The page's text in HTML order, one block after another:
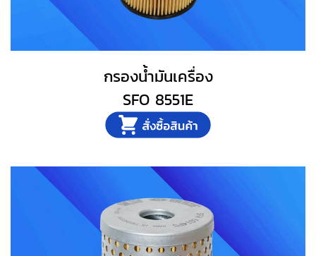
กรองน้ำมันเครื่อง
SFO 8551E